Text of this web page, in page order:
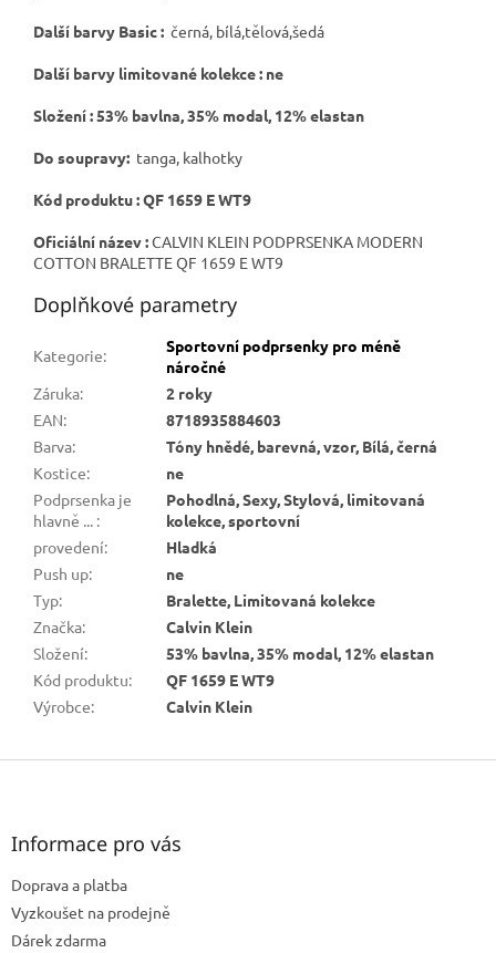
Další barvy Basic : černá, bílá,tělová,šedá
Další barvy limitované kolekce : ne
Složení : 53% bavlna, 35% modal, 12% elastan
Do soupravy: tanga, kalhotky
Kód produktu : QF 1659 E WT9
Oficiální název :CALVIN KLEIN PODPRSENKA MODERN
COTTON BRALETTE QF 1659 E WT9
Doplňkové parametry
Kategorie:
Sportovní podprsenky pro méně
náročné
Záruka:
2 roky
EAN:
8718935884603
Barva:
Tóny hnědé, barevná, vzor, Bílá, černá
Kostice:
ne
Podprsenka je
hlavně ... :
Pohodlná, Sexy, Stylová, limitovaná
kolekce, sportovní
provedení:
Hladká
Push up:
ne
Typ:
Bralette, Limitovaná kolekce
Značka:
Calvin Klein
Složení:
53% bavlna, 35% modal, 12% elastan
Kód produktu:
QF 1659 E WT9
Výrobce: Calvin Klein
Z
Informace pro vás
Doprava a platba
Vyzkoušet na prodejně
Dárek zdarma